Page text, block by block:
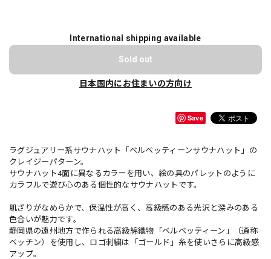
International shipping available
Sold out
日本国内にお住まいの方向け
Save
ラグジュアリー系サウナハット「ベルベッティーンサウナハット」の
クレイジーパターン。
サウナハット4面に異なるカラーを用い、絵の具のパレットのように
カラフルで遊び心のある個性的なサウナハットです。
肌ざりがなめらかで、保温性が高く、高級感のある光沢と深みのある
色合いが魅力です。
静岡県の遠州地方で作られる高級綿織物「ベルベッティーン」（通称
ベッチン）を使用し、ロゴ刺繍は「ゴールド」糸を使いさらに高級感
アップ。